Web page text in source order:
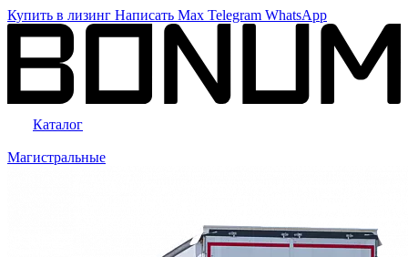
Купить в лизинг Написать Max Telegram WhatsApp
Каталог
Магистральные